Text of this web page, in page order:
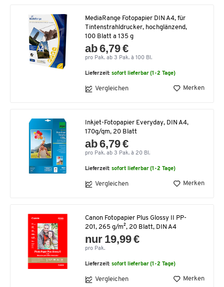
MediaRange Fotopapier DIN A4, für
Tintenstrahldrucker, hochglänzend,
100 Blatt a 135 g
ab 6,79 €
pro Pak. ab 3 Pak. à 100 Bl.
Lieferzeit:sofort lieferbar (1-2 Tage)
Vergleichen Merken
Inkjet-Fotopapier Everyday, DIN A4,
170g/qm, 20 Blatt
ab 6,79 €
pro Pak. ab 3 Pak. à 20 Bl.
Lieferzeit:sofort lieferbar (1-2 Tage)
Vergleichen Merken
Canon Fotopapier Plus Glossy II PP-
201, 265 g/m², 20 Blatt, DIN A4
nur 19,99 €
pro Pak.
Lieferzeit:sofort lieferbar (1-2 Tage)
Vergleichen Merken